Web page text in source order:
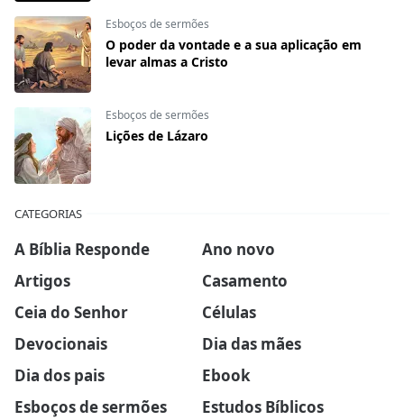
Esboços de sermões
O poder da vontade e a sua aplicação em
levar almas a Cristo
Esboços de sermões
Lições de Lázaro
CATEGORIAS
A Bíblia Responde
Ano novo
Artigos
Casamento
Ceia do Senhor
Células
Devocionais
Dia das mães
Dia dos pais
Ebook
Esboços de sermões
Estudos Bíblicos